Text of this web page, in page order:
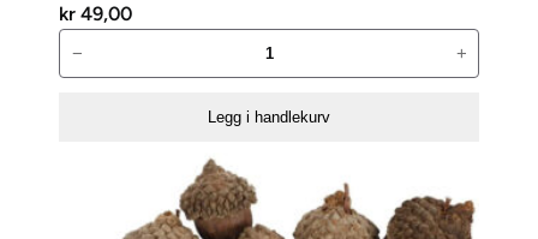
kr 49,00
12
− +
Legg i handlekurv